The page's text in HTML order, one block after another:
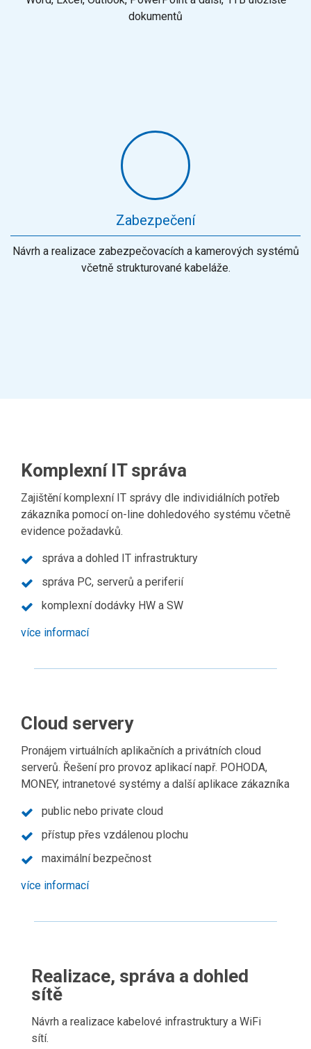
dokumentů
Zabezpečení
Návrh a realizace zabezpečovacích a kamerových systémů
včetně strukturované kabeláže.
Komplexní IT správa
Zajištění komplexní IT správy dle individiálních potřeb
zákazníka pomocí on-line dohledového systému včetně
evidence požadavků.
správa a dohled IT infrastruktury
správa PC, serverů a periferií
komplexní dodávky HW a SW
více informací
Cloud servery
Pronájem virtuálních aplikačních a privátních cloud
serverů. Řešení pro provoz aplikací např. POHODA,
MONEY, intranetové systémy a další aplikace zákazníka
public nebo private cloud
přístup přes vzdálenou plochu
maximální bezpečnost
více informací
Realizace, správa a dohled
sítě
Návrh a realizace kabelové infrastruktury a WiFi
sítí.